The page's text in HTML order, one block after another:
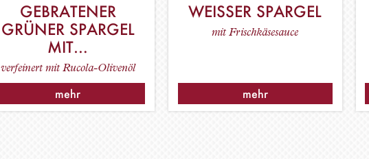
GEBRATENER
GRÜNER SPARGEL
MIT…
verfeinert mit Rucola-Olivenöl
mehr
WEISSER SPARGEL
mit Frischkäsesauce
mehr